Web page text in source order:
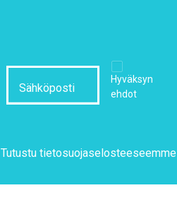
Hyväksyn
ehdot
Tutustu tietosuojaselosteeseemme